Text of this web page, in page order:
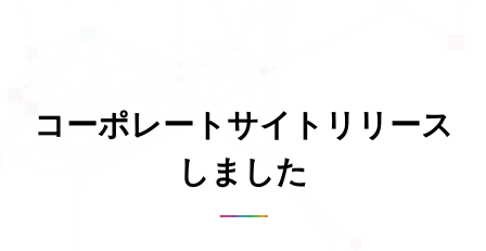
コーポレートサイトリリース
しました